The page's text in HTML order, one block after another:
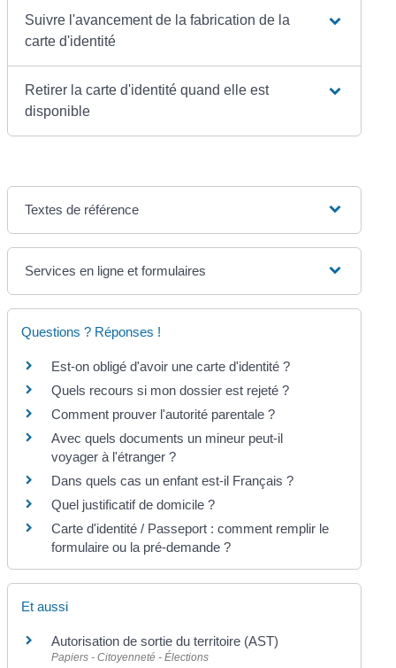
Suivre l'avancement de la fabrication de la
carte d'identité
Retirer la carte d'identité quand elle est
disponible
Textes de référence
Services en ligne et formulaires
Questions ? Réponses !
Est-on obligé d'avoir une carte d'identité ?
Quels recours si mon dossier est rejeté ?
Comment prouver l'autorité parentale ?
Avec quels documents un mineur peut-il
voyager à l'étranger ?
Dans quels cas un enfant est-il Français ?
Quel justificatif de domicile ?
Carte d'identité / Passeport : comment remplir le
formulaire ou la pré-demande ?
Et aussi
Autorisation de sortie du territoire (AST)
Papiers - Citoyenneté - Élections